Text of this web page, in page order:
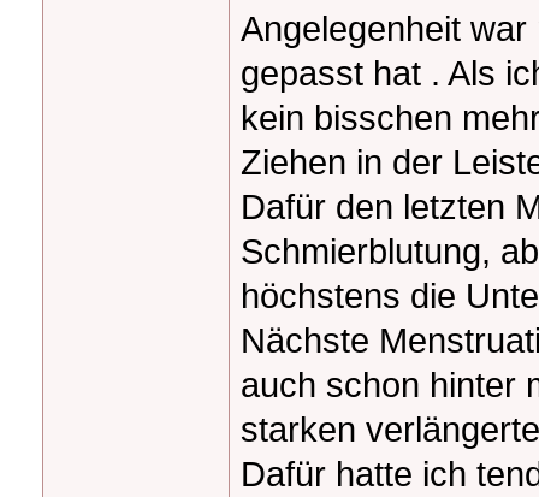
Angelegenheit
gepasst hat . Als
kein bisschen
Ziehen in der
Dafür den letzten
Schmierblutung,
höchstens die
Nächste
auch schon hinter
starken
Dafür hatte ich